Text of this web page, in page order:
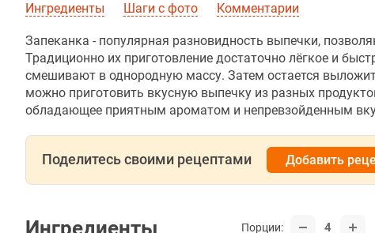
Ингредиенты Шаги с фото Комментарии
Запеканка - популярная разновидность выпечки,
Традиционно их приготовление достаточно лёгкое и
смешивают в однородную массу. Затем остается
можно приготовить вкусную выпечку из разных
обладающее приятным ароматом и непревзойденным
Поделитесь своими рецептами Добавить
Ингредиенты Порции: 4